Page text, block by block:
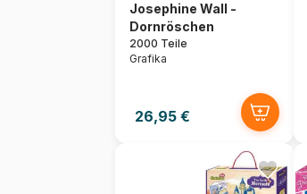
Josephine Wall -
Dornröschen
2000 Teile
Grafika
26,95 €